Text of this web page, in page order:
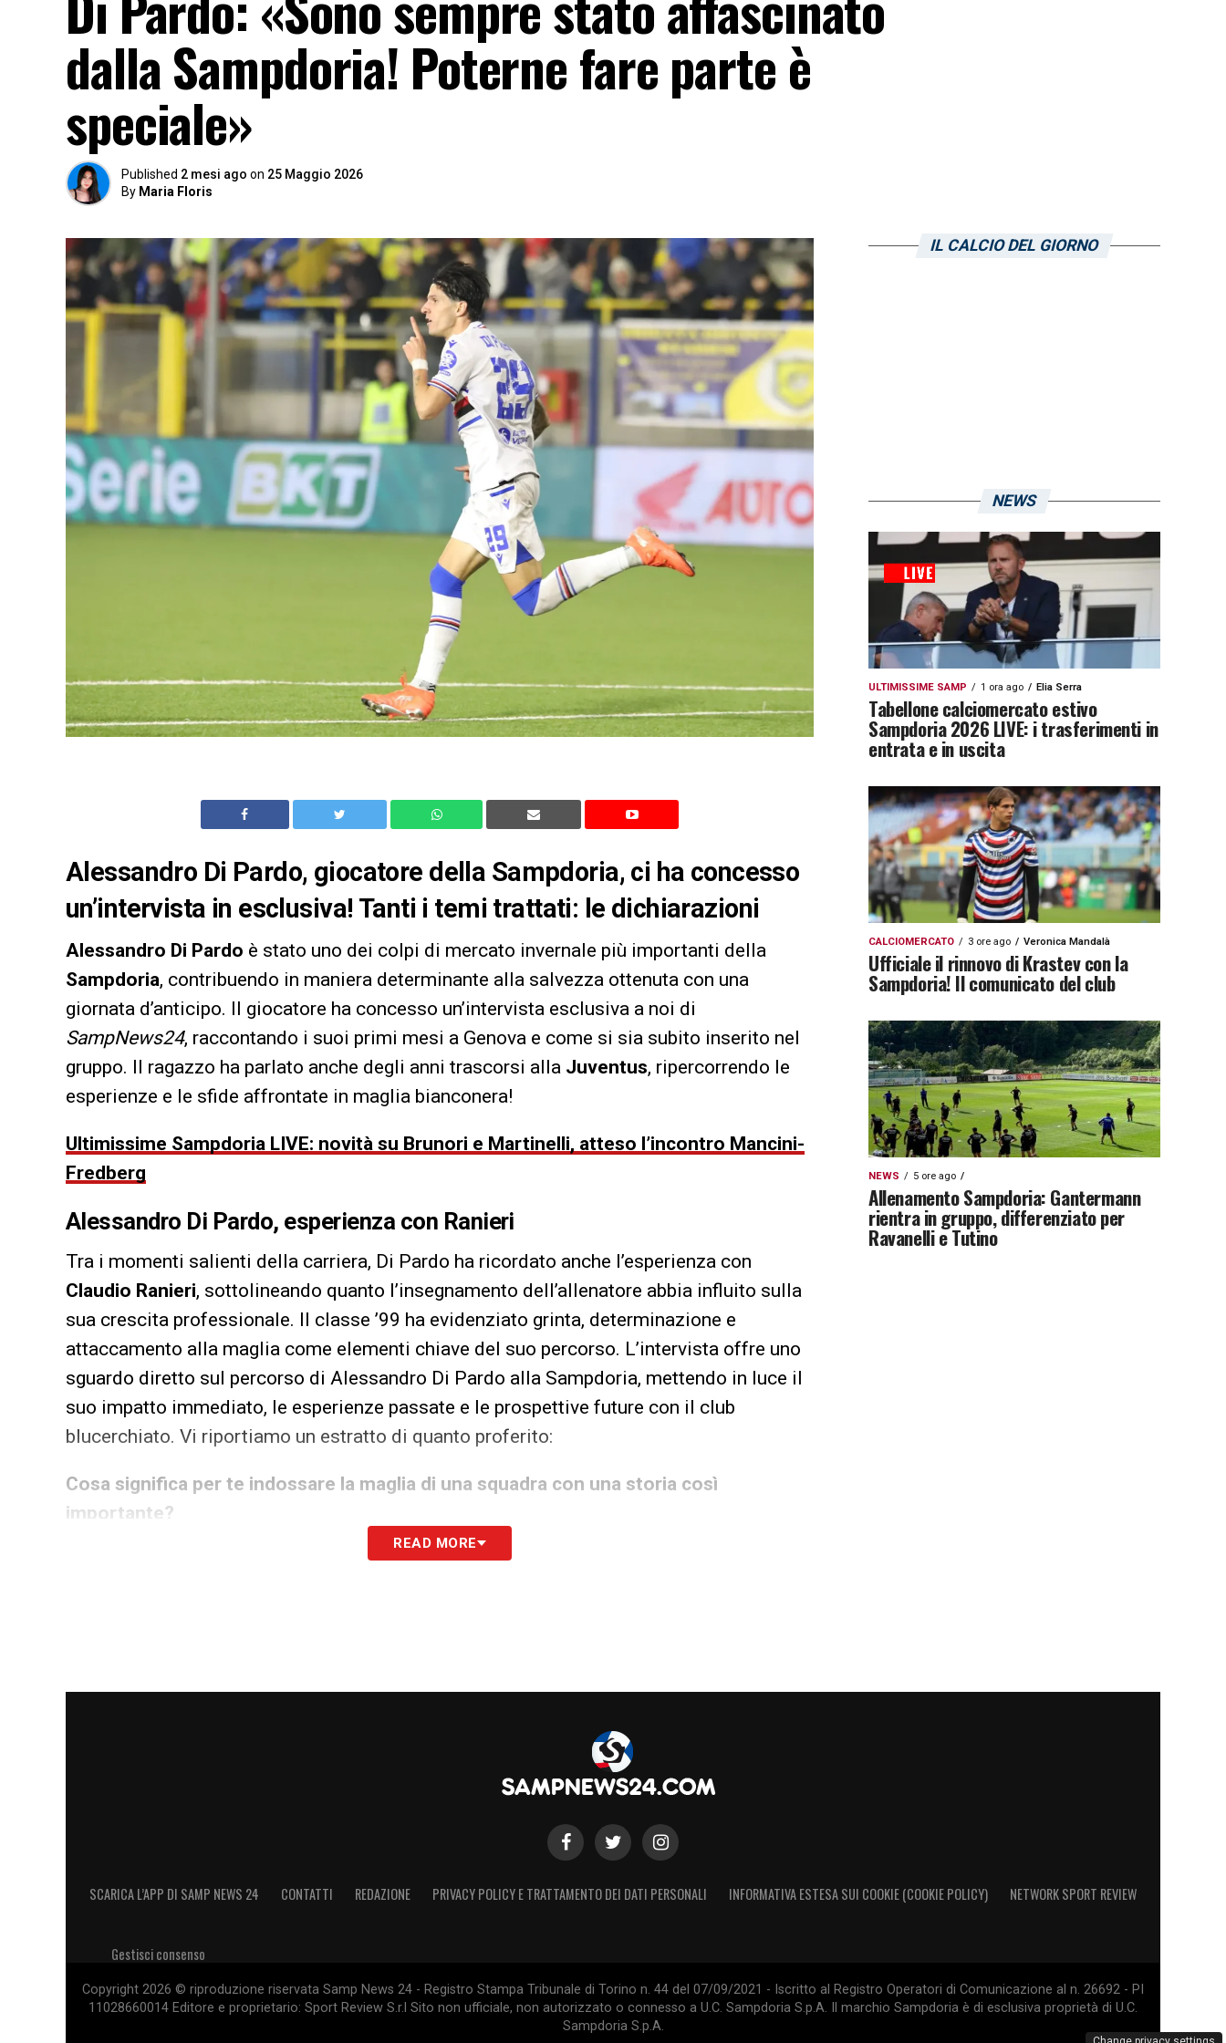
dalla Sampdoria! Poterne fare parte è
speciale»
Published 2 mesi ago on 25 Maggio 2026
By Maria Floris
Alessandro Di Pardo, giocatore della Sampdoria, ci ha concesso
un’intervista in esclusiva! Tanti i temi trattati: le dichiarazioni
Alessandro Di Pardo è stato uno dei colpi di mercato invernale più importanti della
Sampdoria, contribuendo in maniera determinante alla salvezza ottenuta con una
giornata d’anticipo. Il giocatore ha concesso un’intervista esclusiva a noi di
SampNews24, raccontando i suoi primi mesi a Genova e come si sia subito inserito nel
gruppo. Il ragazzo ha parlato anche degli anni trascorsi alla Juventus, ripercorrendo le
esperienze e le sfide affrontate in maglia bianconera!
Ultimissime Sampdoria LIVE: novità su Brunori e Martinelli, atteso l’incontro Mancini-
Fredberg
Alessandro Di Pardo, esperienza con Ranieri
Tra i momenti salienti della carriera, Di Pardo ha ricordato anche l’esperienza con
Claudio Ranieri, sottolineando quanto l’insegnamento dell’allenatore abbia influito sulla
sua crescita professionale. Il classe ’99 ha evidenziato grinta, determinazione e
attaccamento alla maglia come elementi chiave del suo percorso. L’intervista offre uno
sguardo diretto sul percorso di Alessandro Di Pardo alla Sampdoria, mettendo in luce il
suo impatto immediato, le esperienze passate e le prospettive future con il club
blucerchiato. Vi riportiamo un estratto di quanto proferito:
Cosa significa per te indossare la maglia di una squadra con una storia così
importante?
«Indossare questa maglia per me è un sogno, so che può sembrare una risposta
READ MORE
IL CALCIO DEL GIORNO
NEWS
ULTIMISSIME SAMP 1 ora ago Elia Serra
Tabellone calciomercato estivo
Sampdoria 2026 LIVE: i trasferimenti in
entrata e in uscita
CALCIOMERCATO 3 ore ago Veronica Mandalà
Ufficiale il rinnovo di Krastev con la
Sampdoria! Il comunicato del club
NEWS 5 ore ago
Allenamento Sampdoria: Gantermann
rientra in gruppo, differenziato per
Ravanelli e Tutino
SCARICA L’APP DI SAMP NEWS 24 CONTATTI REDAZIONE PRIVACY POLICY E TRATTAMENTO DEI DATI PERSONALI INFORMATIVA ESTESA SUI COOKIE (COOKIE POLICY) NETWORK SPORT REVIEW
Gestisci consenso
Copyright 2026 © riproduzione riservata Samp News 24 - Registro Stampa Tribunale di Torino n. 44 del 07/09/2021 - Iscritto al Registro Operatori di Comunicazione al n. 26692 - PI
11028660014 Editore e proprietario: Sport Review S.r.l Sito non ufficiale, non autorizzato o connesso a U.C. Sampdoria S.p.A. Il marchio Sampdoria è di esclusiva proprietà di U.C.
Sampdoria S.p.A.